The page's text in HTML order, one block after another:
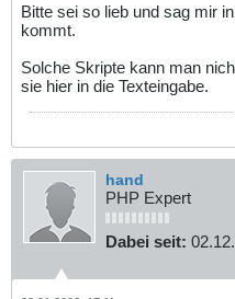
Bitte sei so lieb und sag mir
kommt.
Solche Skripte kann man
sie hier in die Texteingabe.
hand
PHP Expert
Dabei seit: